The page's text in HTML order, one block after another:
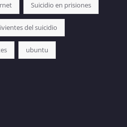
Suicidio en prisiones
del suicidio
ubuntu